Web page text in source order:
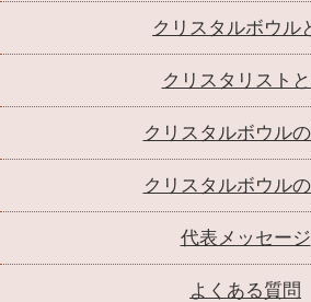
クリスタルボウル
クリスタリスト
クリスタルボウル
クリスタルボウル
代表メッセージ
よくある質問